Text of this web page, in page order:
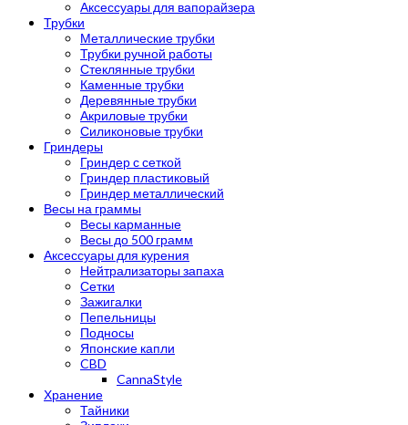
Аксессуары для вапорайзера
Трубки
Металлические трубки
Трубки ручной работы
Стеклянные трубки
Каменные трубки
Деревянные трубки
Акриловые трубки
Силиконовые трубки
Гриндеры
Гриндер с сеткой
Гриндер пластиковый
Гриндер металлический
Весы на граммы
Весы карманные
Весы до 500 грамм
Аксессуары для курения
Нейтрализаторы запаха
Сетки
Зажигалки
Пепельницы
Подносы
Японские капли
CBD
CannaStyle
Хранение
Тайники